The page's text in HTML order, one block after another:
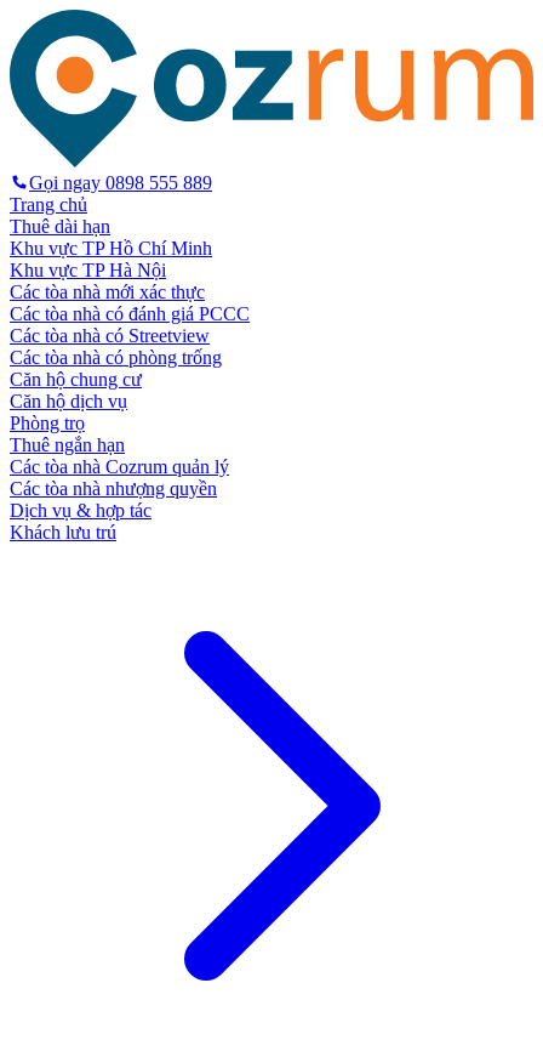
Gọi ngay 0898 555 889
Trang chủ
Thuê dài hạn
Khu vực TP Hồ Chí Minh
Khu vực TP Hà Nội
Các tòa nhà mới xác thực
Các tòa nhà có đánh giá PCCC
Các tòa nhà có Streetview
Các tòa nhà có phòng trống
Căn hộ chung cư
Căn hộ dịch vụ
Phòng trọ
Thuê ngắn hạn
Các tòa nhà Cozrum quản lý
Các tòa nhà nhượng quyền
Dịch vụ & hợp tác
Khách lưu trú